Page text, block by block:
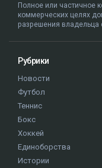
Полное или частичное
коммерческих целях
разрешения владельца
Рубрики
Новости
Футбол
Теннис
Бокс
Хоккей
Единоборства
Истории